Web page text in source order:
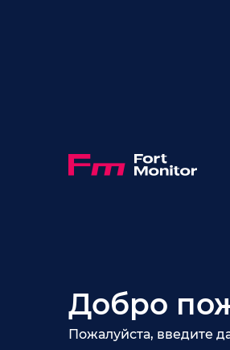
Добро
Пожалуйста, введите